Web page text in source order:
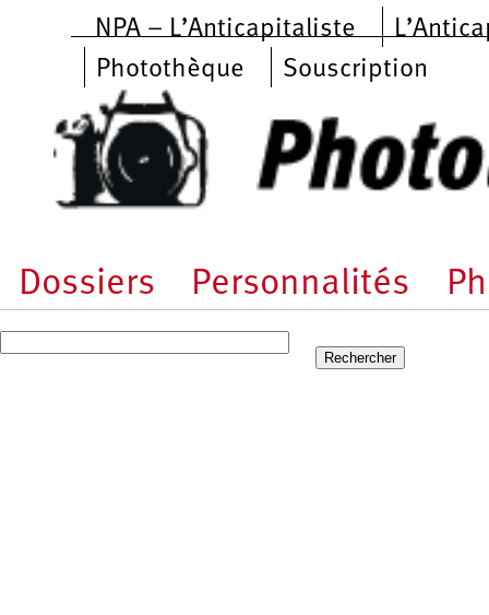
Aller au contenu principal
NPA – L’Anticapitaliste
Photothèque
Souscription
Dossiers Personnalités